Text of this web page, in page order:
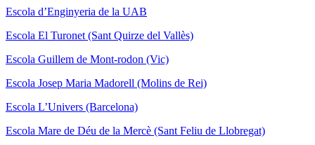
Escola d’Enginyeria de la UAB
Escola El Turonet (Sant Quirze del Vallès)
Escola Guillem de Mont-rodon (Vic)
Escola Josep Maria Madorell (Molins de Rei)
Escola L’Univers (Barcelona)
Escola Mare de Déu de la Mercè (Sant Feliu de Llobregat)